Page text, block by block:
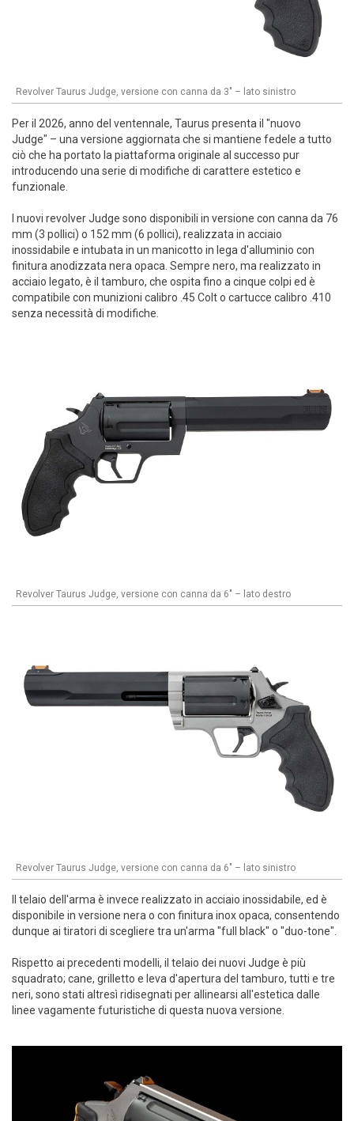
Revolver Taurus Judge, versione con canna da 3" – lato sinistro
Per il 2026, anno del ventennale, Taurus presenta il "nuovo
Judge" – una versione aggiornata che si mantiene fedele a tutto
ciò che ha portato la piattaforma originale al successo pur
introducendo una serie di modifiche di carattere estetico e
funzionale.
I nuovi revolver Judge sono disponibili in versione con canna da 76
mm (3 pollici) o 152 mm (6 pollici), realizzata in acciaio
inossidabile e intubata in un manicotto in lega d'alluminio con
finitura anodizzata nera opaca. Sempre nero, ma realizzato in
acciaio legato, è il tamburo, che ospita fino a cinque colpi ed è
compatibile con munizioni calibro .45 Colt o cartucce calibro .410
senza necessità di modifiche.
Revolver Taurus Judge, versione con canna da 6" – lato destro
Revolver Taurus Judge, versione con canna da 6" – lato sinistro
Il telaio dell'arma è invece realizzato in acciaio inossidabile, ed è
disponibile in versione nera o con finitura inox opaca, consentendo
dunque ai tiratori di scegliere tra un'arma "full black" o "duo-tone".
Rispetto ai precedenti modelli, il telaio dei nuovi Judge è più
squadrato; cane, grilletto e leva d'apertura del tamburo, tutti e tre
neri, sono stati altresì ridisegnati per allinearsi all'estetica dalle
linee vagamente futuristiche di questa nuova versione.